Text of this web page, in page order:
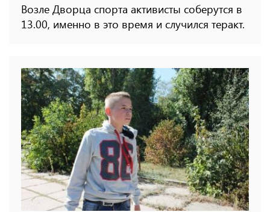
Возле Дворца спорта активисты соберутся в
13.00, именно в это время и случился теракт.